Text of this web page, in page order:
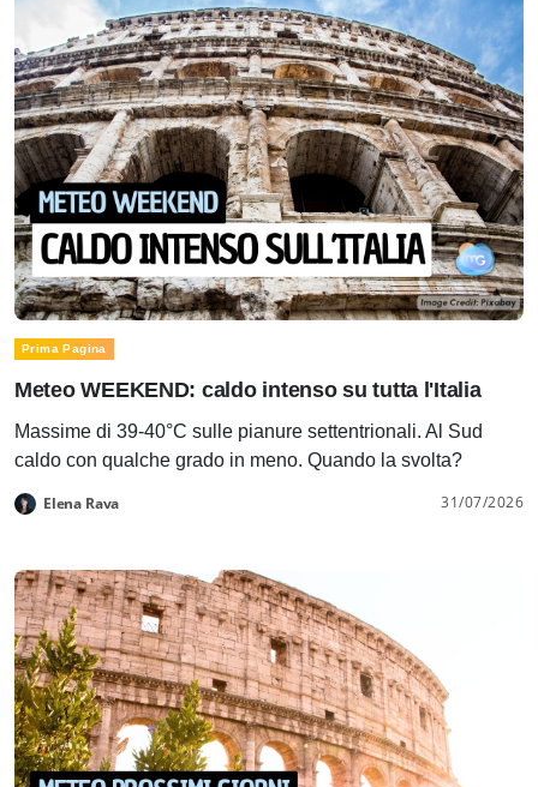
Prima Pagina
Meteo WEEKEND: caldo intenso su tutta l'Italia
Massime di 39-40°C sulle pianure settentrionali. Al Sud
caldo con qualche grado in meno. Quando la svolta?
Elena Rava 31/07/2026